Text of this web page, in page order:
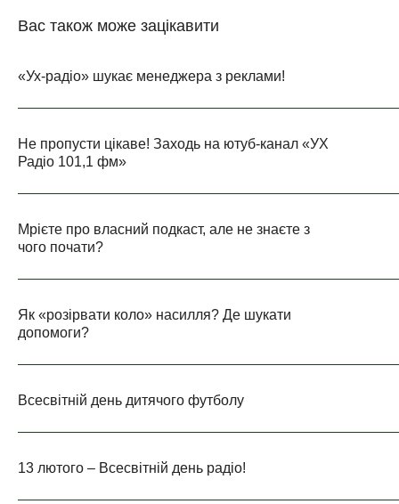
Вас також може зацікавити
«Ух-радіо» шукає менеджера з реклами!
Не пропусти цікаве! Заходь на ютуб-канал «УХ
Радіо 101,1 фм»
Мрієте про власний подкаст, але не знаєте з
чого почати?
Як «розірвати коло» насилля? Де шукати
допомоги?
Всесвітній день дитячого футболу
13 лютого – Всесвітній день радіо!